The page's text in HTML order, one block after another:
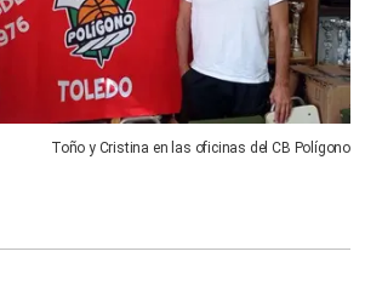
Toño y Cristina en las oficinas del CB Polígono